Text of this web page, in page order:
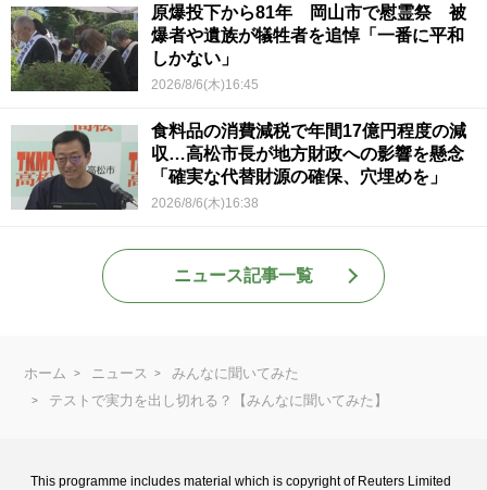
原爆投下から81年 岡山市で慰霊祭 被
爆者や遺族が犠牲者を追悼「一番に平和
しかない」
2026/8/6(木)16:45
食料品の消費減税で年間17億円程度の減
収…高松市長が地方財政への影響を懸念
「確実な代替財源の確保、穴埋めを」
2026/8/6(木)16:38
ニュース記事一覧
ホーム ニュース
みんなに聞いてみた
テストで実力を出し切れる？【みんなに聞いてみた】
This programme includes material which is copyright of Reuters Limited